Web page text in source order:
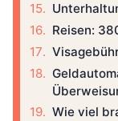
Reisen:
Wie viel